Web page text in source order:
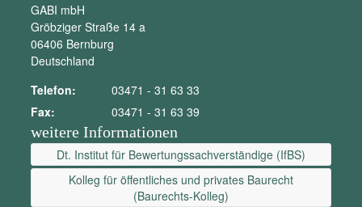
GABI mbH
Gröbziger Straße 14 a
06406 Bernburg
Deutschland
Telefon:
03471 - 31 63 33
Fax:
03471 - 31 63 39
weitere Informationen
Dt. Institut für Bewertungssachverständige (IfBS)
Kolleg für öffentliches und privates Baurecht
(Baurechts-Kolleg)